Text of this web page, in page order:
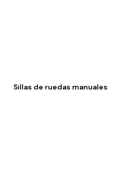
Sillas de ruedas manuales